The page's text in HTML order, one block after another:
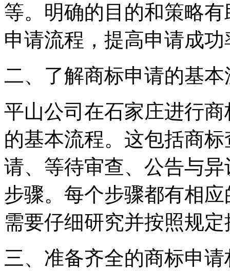
等。明确的目的和策略
申请流程，提高申请成功
二、了解商标申请的基本
平山公司在石家庄进行
的基本流程。这包括商
请、等待审查、公告与
步骤。每个步骤都有相
需要仔细研究并按照规定
三、准备齐全的商标申请